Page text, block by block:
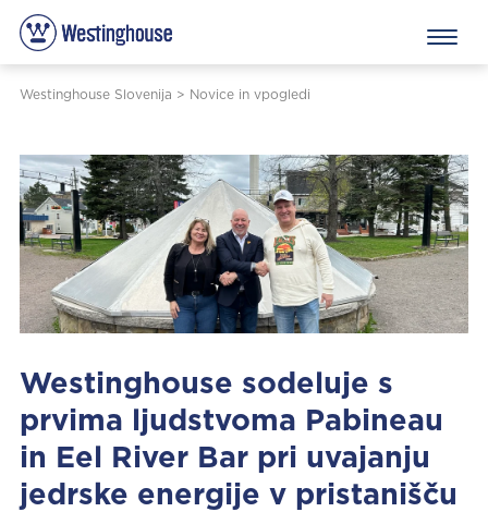
Westinghouse Slovenija > Novice in vpogledi
Westinghouse sodeluje s
prvima ljudstvoma Pabineau
in Eel River Bar pri uvajanju
jedrske energije v pristanišču